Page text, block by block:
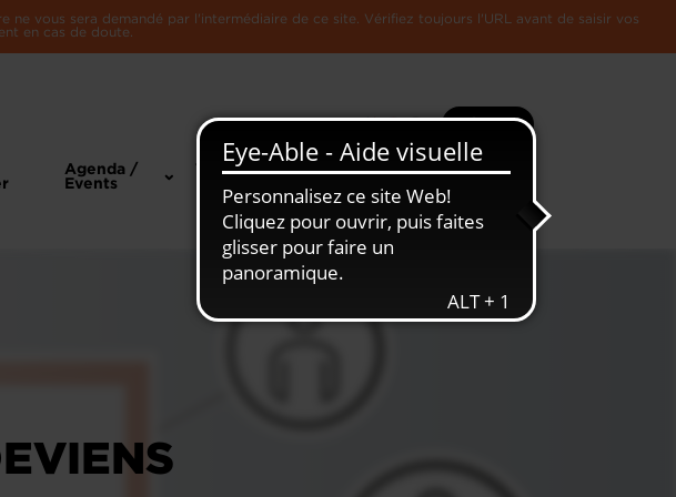
vous sera demandé par l'intermédiaire de ce site. Vérifiez toujours l'URL avant de saisir vos
en cas de doute.
Recherche Plus
Agenda /
Events
Toute
L'Economie